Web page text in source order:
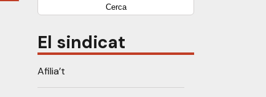
El sindicat
Afilia’t